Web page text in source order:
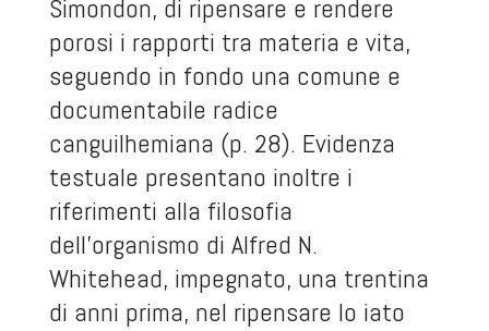
Simondon, di ripensare e rendere
porosi i rapporti tra materia e vita,
seguendo in fondo una comune e
documentabile radice
canguilhemiana (p. 28). Evidenza
testuale presentano inoltre i
riferimenti alla filosofia
dell’organismo di Alfred N.
Whitehead, impegnato, una trentina
di anni prima, nel ripensare lo iato